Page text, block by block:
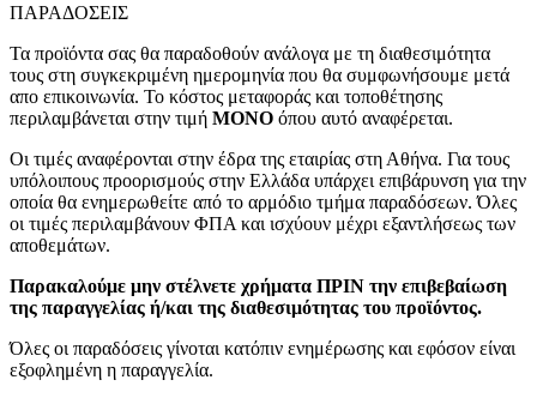
ΠΑΡΑΔΟΣΕΙΣ
Τα προϊόντα σας θα παραδοθούν ανάλογα με τη διαθεσιμότητα
τους στη συγκεκριμένη ημερομηνία που θα συμφωνήσουμε μετά
απο επικοινωνία. Το κόστος μεταφοράς και τοποθέτησης
περιλαμβάνεται στην τιμή MONO όπου αυτό αναφέρεται.
Οι τιμές αναφέρονται στην έδρα της εταιρίας στη Αθήνα. Για τους
υπόλοιπους προορισμούς στην Ελλάδα υπάρχει επιβάρυνση για την
οποία θα ενημερωθείτε από το αρμόδιο τμήμα παραδόσεων. Όλες
οι τιμές περιλαμβάνουν ΦΠΑ και ισχύουν μέχρι εξαντλήσεως των
αποθεμάτων.
Παρακαλούμε μην στέλνετε χρήματα ΠΡΙΝ την επιβεβαίωση
της παραγγελίας ή/και της διαθεσιμότητας του προϊόντος.
Όλες οι παραδόσεις γίνοται κατόπιν ενημέρωσης και εφόσον είναι
εξοφλημένη η παραγγελία.